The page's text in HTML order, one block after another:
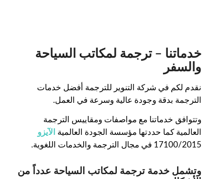
خدماتنا – ترجمة لمكاتب السياحة
والسفر
نقدم لكم في شركة التنوير للترجمة أفضل خدمات
الترجمة بدقة وجودة عالية وسرعة في العمل.
وتتوافق خدماتنا مع مواصفات ومقاييس الترجمة
العالمية كما حددتها مؤسسة الجودة العالمية الآيزو
17100/2015 في مجال الترجمة والخدمات اللغوية.
وتشمل خدمة ترجمة لمكاتب السياحة عدداً من